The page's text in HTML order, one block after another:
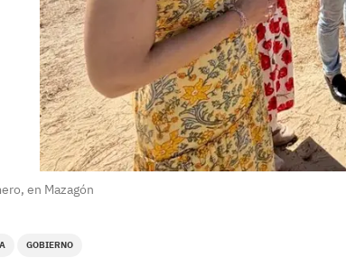
en Mazagón
GOBIERNO